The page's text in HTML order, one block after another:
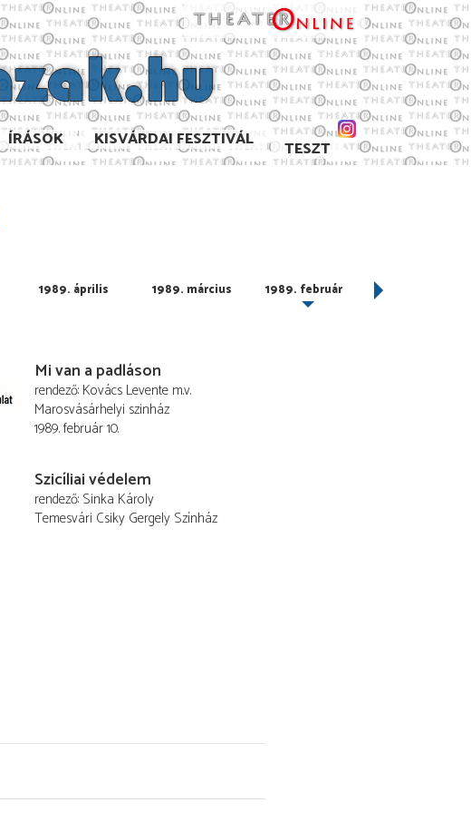
ÍRÁSOK KISVÁRDAI FESZTIVÁL TESZT
1989. április 1989. március 1989. február 1989. január
Mi van a padláson
rendező Kovács Levente m.v.
Marosvásárhelyi szinház
1989. február 10.
Szicíliai védelem
rendező Sinka Károly
Temesvári Csiky Gergely Színház